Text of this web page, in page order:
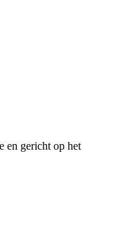
en gericht op het